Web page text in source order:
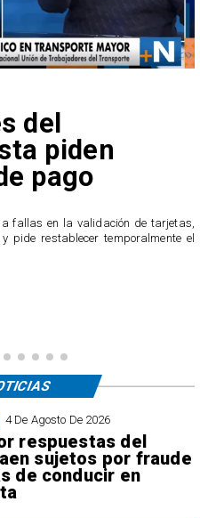
del
piden
pago
fallas en la validación de tarjetas,
pide restablecer temporalmente el
4 De Agosto De 2026
respuestas del
sujetos por fraude
de conducir en